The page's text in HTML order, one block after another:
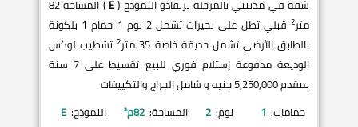
شقة في مدينتي بالمرحلة بريفادو النموذج (E
) المساحة 82
متر2
قبلي تطل على بحيرات تشمل 2 نوم 1 حمام 1 بلكونة
بالطابق الأرضي تشمل حديقة خاصة 35 متر
2تشطيب لوكس
الوديعة مدفوعة إستلام فوري للبيع تقسيط على 7 سنة
بمقدم 5,250,000 جنيه و شامل الجراج والتكييفات
حمامات: 1 نوم: 2 المساحة: 82م² النموذج: E